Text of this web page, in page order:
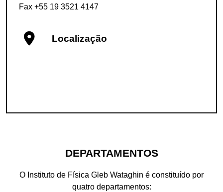
Fax +55 19 3521 4147
Localização
DEPARTAMENTOS
O Instituto de Física Gleb Wataghin é constituído por
quatro departamentos: